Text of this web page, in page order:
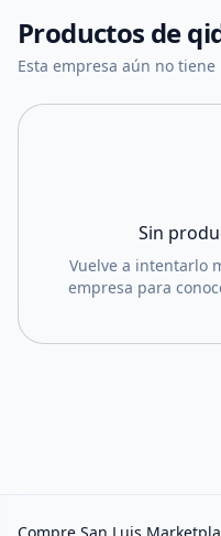
Productos de
Esta empresa aún no
Sin
Vuelve a intentarlo
empresa para